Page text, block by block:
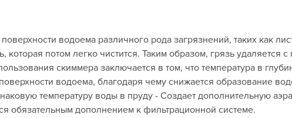
Green
Grinda
водоема различного рода загрязнений, таких как
которая потом легко чистится. Таким образом, грязь удаляется
скиммера заключается в том, что температура в
водоема, благодаря чему снижается образование
температуру воды в пруду - Создает дополнительную
обязательным дополнением к фильтрационной системе.